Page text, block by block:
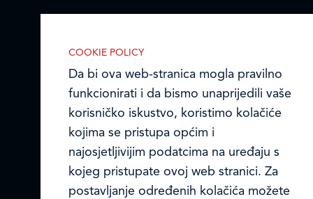
Ledo u inozemstvu
Online formular
Obavijest o Privatnosti i Kolačići
Privacy notice and Cookies
© LEDO plus d.o.o. 2026.
COOKIE POLICY
Da bi ova web-stranica mogla pravilno
funkcionirati i da bismo unaprijedili vaše
korisničko iskustvo, koristimo kolačiće
kojima se pristupa općim i
najosjetljivijim podatcima na uređaju s
kojeg pristupate ovoj web stranici. Za
postavljanje određenih kolačića možete
IZABERITE KOLAČIĆE NA STRANICI